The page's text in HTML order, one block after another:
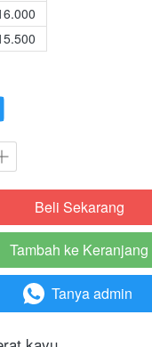
`Beli Sekarang
`
Tambah ke Keranjang
` Tanya admin